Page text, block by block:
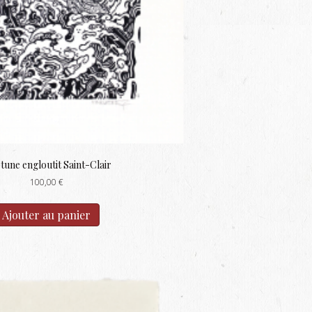
engloutit Saint-Clair
100,00 €
Ajouter au panier